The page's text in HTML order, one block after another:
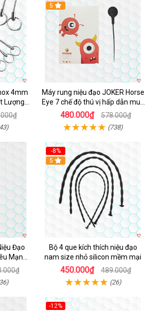
4mm
Lượng
Hot
5
Máy rung niệu đạo JOKER Horse
Eye 7 chế độ thú vị hấp dẫn mua
ngay
480.000₫ 578.000₫
(738)
Đạo
Mạnh
-8%
5
Bộ 4 que kích thích niệu đạo
nam size nhỏ silicon mềm mại
450.000₫ 489.000₫
(26)
-12%